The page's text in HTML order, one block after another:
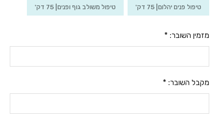
טיפול פנים יהלום| 75 דק' טיפול משולב גוף ופנים| 75 דק'
מזמין השובר: *
מקבל השובר: *